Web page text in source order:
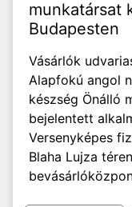
munkatársat
Budapesten
Vásárlók
Alapfokú angol
készség Önálló
bejelentett
Versenyképes
Blaha Lujza